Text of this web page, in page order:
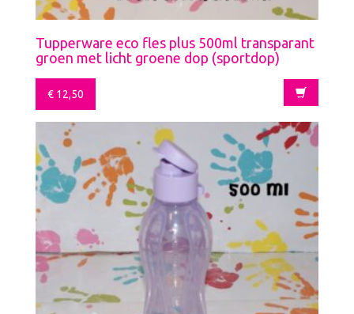
Tupperware eco fles plus 500ml transparant
groen met licht groene dop (sportdop)
€ 12,50